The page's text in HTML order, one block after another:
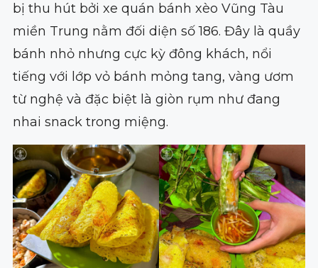
bị thu hút bởi xe quán bánh xèo Vũng Tàu
miền Trung nằm đối diện số 186. Đây là quầy
bánh nhỏ nhưng cực kỳ đông khách, nổi
tiếng với lớp vỏ bánh mỏng tang, vàng ươm
từ nghệ và đặc biệt là giòn rụm như đang
nhai snack trong miệng.